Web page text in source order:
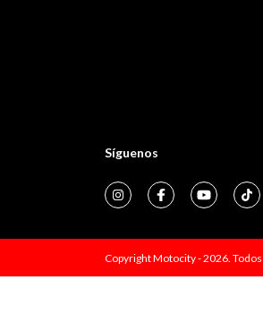
Síguenos
Copyright Motocity - 2026.